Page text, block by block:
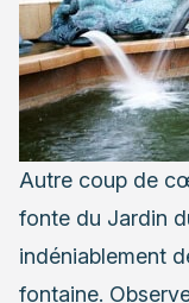
Autre coup de
fonte du Jardin
indéniablement
fontaine.